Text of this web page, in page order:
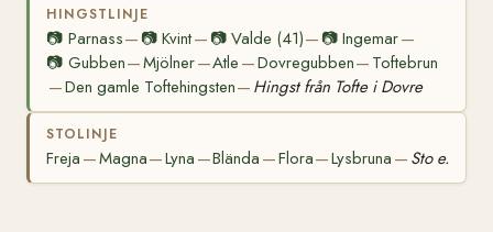
HINGSTLINJE
📷 Parnass— 📷Kvint— 📷 Valde (41)— 📷 Ingemar—
📷 Gubben—Mjölner—Atle —Dovregubben— Toftebrun
—Den gamle Toftehingsten— Hingst från Tofte i Dovre
STOLINJE
Freja —Magna—Lyna —Blända —Flora—Lysbruna — Sto e.